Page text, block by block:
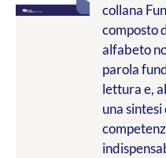
collana
composto
alfabeto
parola
lettura e,
una